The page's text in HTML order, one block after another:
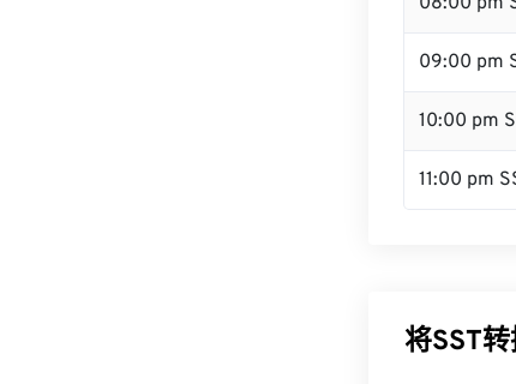
09:00 pm
10:00 pm
11:00 pm
将SST